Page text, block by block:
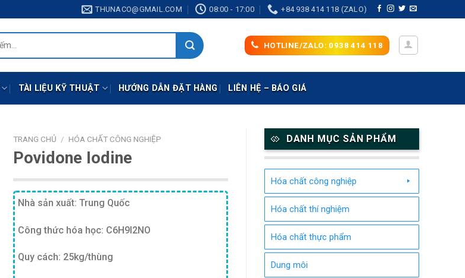
THUNACO@GMAIL.COM 08:00 - 17:00 +84 938 414 118 (ZALO)
HOTLINE/ZALO: 0938 414 118
TÀI LIỆU KỸ THUẬT HƯỚNG DẪN ĐẶT HÀNG LIÊN HỆ – BÁO GIÁ
TRANG CHỦ / HÓA CHẤT CÔNG NGHIỆP
Povidone Iodine
Nhà sản xuất: Trung Quốc
Công thức hóa học: C6H9I2NO
Quy cách: 25kg/thùng
DANH MỤC SẢN PHẨM
Hóa chất công nghiệp
Hóa chất thí nghiệm
Hóa chất thực phẩm
Dung môi